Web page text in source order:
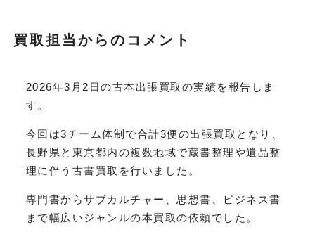
買取担当からのコメント
2026年3月2日の古本出張買取の実績を報告しま
す。
今回は3チーム体制で合計3便の出張買取となり、
長野県と東京都内の複数地域で蔵書整理や遺品整
理に伴う古書買取を行いました。
専門書からサブカルチャー、思想書、ビジネス書
まで幅広いジャンルの本買取の依頼でした。